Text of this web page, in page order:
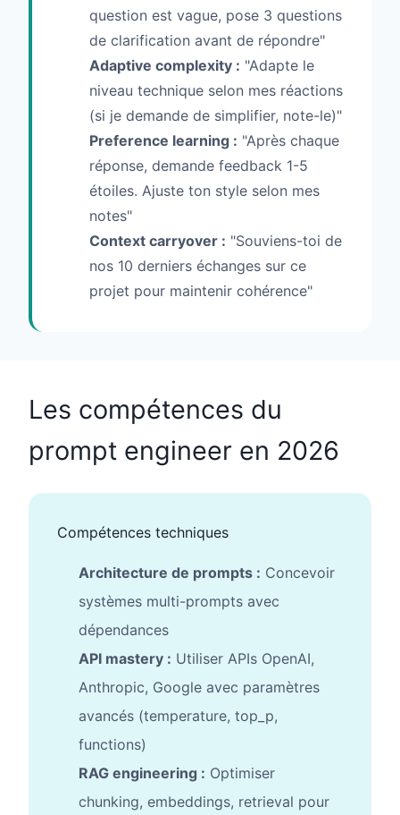
question est vague, pose 3 questions
de clarification avant de répondre"
Adaptive complexity : "Adapte le
niveau technique selon mes réactions
(si je demande de simplifier, note-le)"
Preference learning : "Après chaque
réponse, demande feedback 1-5
étoiles. Ajuste ton style selon mes
notes"
Context carryover : "Souviens-toi de
nos 10 derniers échanges sur ce
projet pour maintenir cohérence"
Les compétences du
prompt engineer en 2026
Compétences techniques
Architecture de prompts : Concevoir
systèmes multi-prompts avec
dépendances
API mastery : Utiliser APIs OpenAI,
Anthropic, Google avec paramètres
avancés (temperature, top_p,
functions)
RAG engineering : Optimiser
chunking, embeddings, retrieval pour